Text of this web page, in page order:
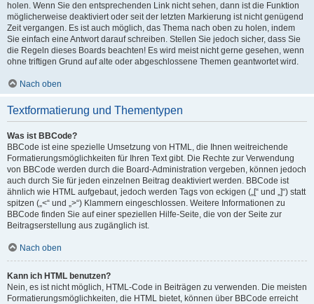
holen. Wenn Sie den entsprechenden Link nicht sehen, dann ist die Funktion
möglicherweise deaktiviert oder seit der letzten Markierung ist nicht genügend
Zeit vergangen. Es ist auch möglich, das Thema nach oben zu holen, indem
Sie einfach eine Antwort darauf schreiben. Stellen Sie jedoch sicher, dass Sie
die Regeln dieses Boards beachten! Es wird meist nicht gerne gesehen, wenn
ohne triftigen Grund auf alte oder abgeschlossene Themen geantwortet wird.
Nach oben
Textformatierung und Thementypen
Was ist BBCode?
BBCode ist eine spezielle Umsetzung von HTML, die Ihnen weitreichende
Formatierungsmöglichkeiten für Ihren Text gibt. Die Rechte zur Verwendung
von BBCode werden durch die Board-Administration vergeben, können jedoch
auch durch Sie für jeden einzelnen Beitrag deaktiviert werden. BBCode ist
ähnlich wie HTML aufgebaut, jedoch werden Tags von eckigen („[“ und „]“) statt
spitzen („<“ und „>“) Klammern eingeschlossen. Weitere Informationen zu
BBCode finden Sie auf einer speziellen Hilfe-Seite, die von der Seite zur
Beitragserstellung aus zugänglich ist.
Nach oben
Kann ich HTML benutzen?
Nein, es ist nicht möglich, HTML-Code in Beiträgen zu verwenden. Die meisten
Formatierungsmöglichkeiten, die HTML bietet, können über BBCode erreicht